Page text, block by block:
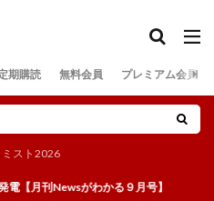
期購読 無料会員 プレミアム会員
スト2026
【月刊Newsがわかる９月号】
索